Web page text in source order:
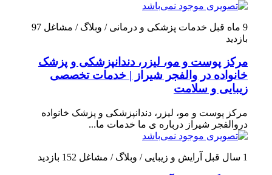
9 ماه قبل خدمات پزشکی و درمانی / وبلاگ / مشاغل 97
بازدید
مرکز پوست و مو، لیزر، دندانپزشکی و پزشک
خانواده در والفجر شیراز | خدمات تخصصی
زیبایی و سلامت
مرکز پوست و مو، لیزر، دندانپزشکی و پزشک خانواده
دروالفجر شیراز درباره ی ما خدمات ما...
1 سال قبل آرایش و زیبایی / وبلاگ / مشاغل 152 بازدید